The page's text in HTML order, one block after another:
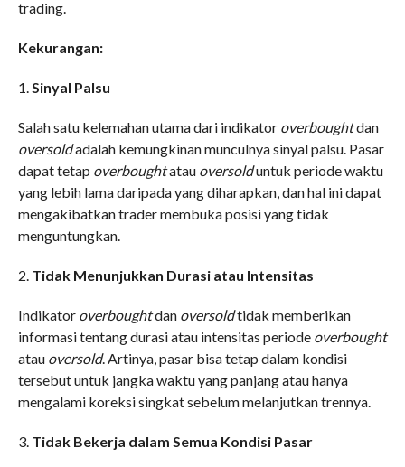
trading.
Kekurangan:
1.Sinyal Palsu
Salah satu kelemahan utama dari indikator overboughtdan
oversoldadalah kemungkinan munculnya sinyal palsu. Pasar
dapat tetap overboughtatau oversolduntuk periode waktu
yang lebih lama daripada yang diharapkan, dan hal ini dapat
mengakibatkan trader membuka posisi yang tidak
menguntungkan.
2. Tidak Menunjukkan Durasi atau Intensitas
Indikator overboughtdan oversoldtidak memberikan
informasi tentang durasi atau intensitas periode overbought
atau oversold. Artinya, pasar bisa tetap dalam kondisi
tersebut untuk jangka waktu yang panjang atau hanya
mengalami koreksi singkat sebelum melanjutkan trennya.
3. Tidak Bekerja dalam Semua Kondisi Pasar